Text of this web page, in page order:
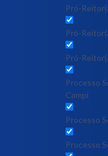
Pró-
Pró-
Pró-
Processo
Campi
Processo
Processo